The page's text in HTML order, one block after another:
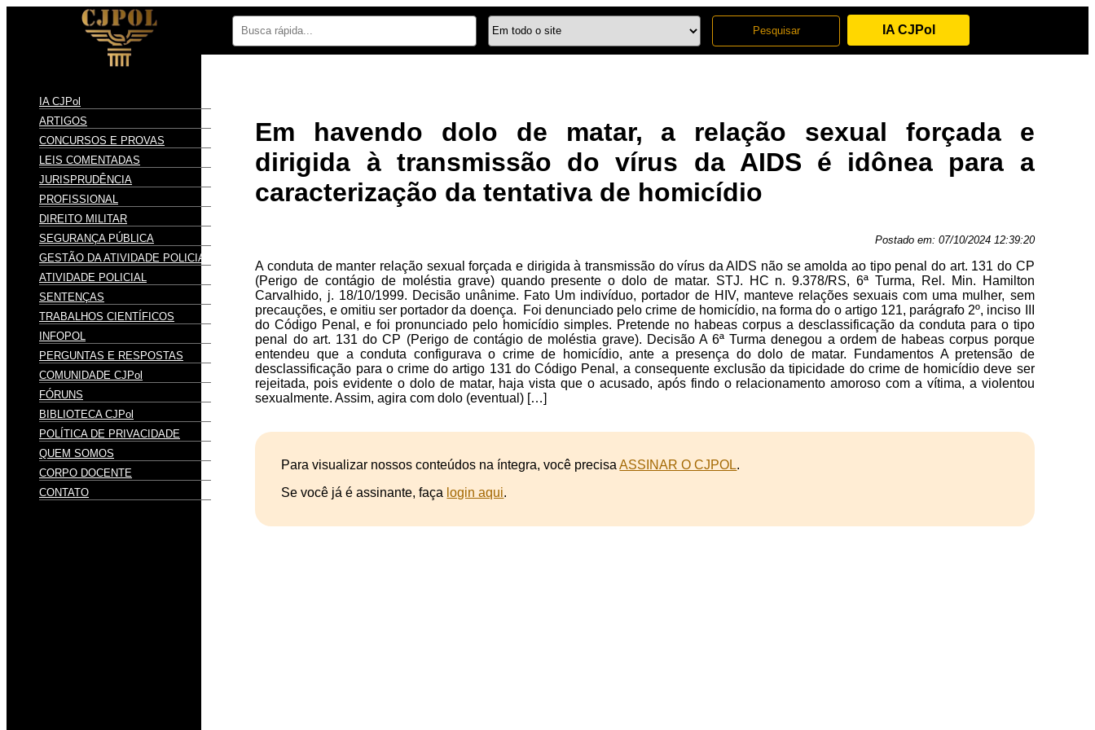
IA CJPol
IA CJPol
ARTIGOS
CONCURSOS E PROVAS
LEIS COMENTADAS
JURISPRUDÊNCIA
PROFISSIONAL
DIREITO MILITAR
SEGURANÇA PÚBLICA
GESTÃO DA ATIVIDADE POLICIAL
ATIVIDADE POLICIAL
SENTENÇAS
TRABALHOS CIENTÍFICOS
INFOPOL
PERGUNTAS E RESPOSTAS
COMUNIDADE CJPol
FÓRUNS
BIBLIOTECA CJPol
POLÍTICA DE PRIVACIDADE
QUEM SOMOS
CORPO DOCENTE
CONTATO
Em havendo dolo de matar, a relação sexual forçada e
dirigida à transmissão do vírus da AIDS é idônea para a
caracterização da tentativa de homicídio
Postado em: 07/10/2024 12:39:20
A conduta de manter relação sexual forçada e dirigida à transmissão do vírus da AIDS não se amolda ao tipo penal do art. 131 do CP
(Perigo de contágio de moléstia grave) quando presente o dolo de matar. STJ. HC n. 9.378/RS, 6ª Turma, Rel. Min. Hamilton
Carvalhido, j. 18/10/1999. Decisão unânime. Fato Um indivíduo, portador de HIV, manteve relações sexuais com uma mulher, sem
precauções, e omitiu ser portador da doença. Foi denunciado pelo crime de homicídio, na forma do o artigo 121, parágrafo 2º, inciso III
do Código Penal, e foi pronunciado pelo homicídio simples. Pretende no habeas corpus a desclassificação da conduta para o tipo
penal do art. 131 do CP (Perigo de contágio de moléstia grave). Decisão A 6ª Turma denegou a ordem de habeas corpus porque
entendeu que a conduta configurava o crime de homicídio, ante a presença do dolo de matar. Fundamentos A pretensão de
desclassificação para o crime do artigo 131 do Código Penal, a consequente exclusão da tipicidade do crime de homicídio deve ser
rejeitada, pois evidente o dolo de matar, haja vista que o acusado, após findo o relacionamento amoroso com a vítima, a violentou
sexualmente. Assim, agira com dolo (eventual) […]
Para visualizar nossos conteúdos na íntegra, você precisaASSINAR O CJPOL.
Se você já é assinante, faça login aqui.